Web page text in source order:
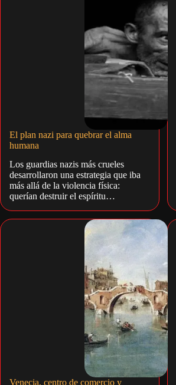
El plan nazi para quebrar el alma
humana
Los guardias nazis más crueles
desarrollaron una estrategia que iba
más allá de la violencia física:
querían destruir el espíritu…
Venecia, centro de comercio y